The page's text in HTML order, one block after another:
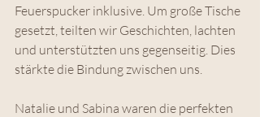
Feuerspucker inklusive. Um große Tische
gesetzt, teilten wir Geschichten, lachten
und unterstützten uns gegenseitig. Dies
stärkte die Bindung zwischen uns.
Natalie und Sabina waren die perfekten